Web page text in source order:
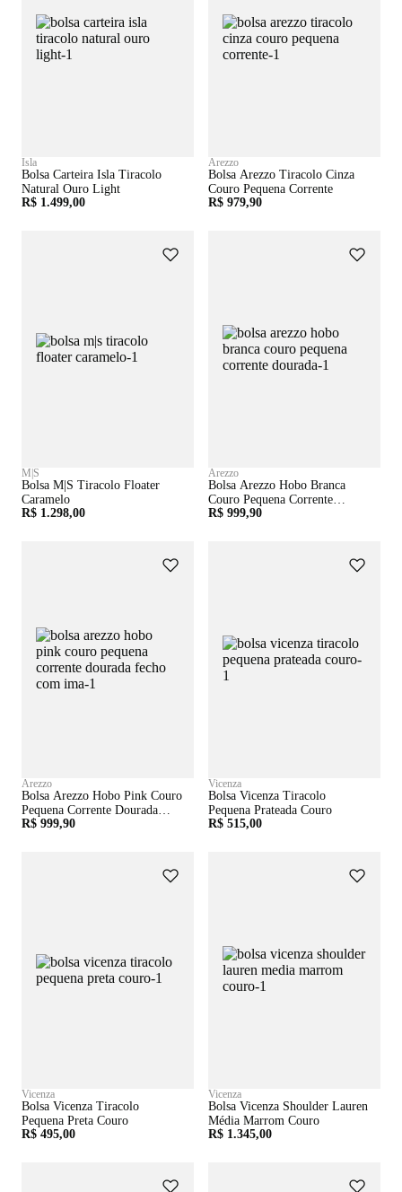
Isla
Bolsa Carteira Isla Tiracolo
Natural Ouro Light
R$ 1.499,00
Arezzo
Bolsa Arezzo Tiracolo Cinza
Couro Pequena Corrente
R$ 979,90
M|S
Bolsa M|s Tiracolo Floater
Caramelo
R$ 1.298,00
Arezzo
Bolsa Arezzo Hobo Branca
Couro Pequena Corrente
Dourada
R$ 999,90
Arezzo
Bolsa Arezzo Hobo Pink Couro
Pequena Corrente Dourada
Fecho Com Imã
R$ 999,90
Vicenza
Bolsa Vicenza Tiracolo
Pequena Prateada Couro
R$ 515,00
Vicenza
Bolsa Vicenza Tiracolo
Pequena Preta Couro
R$ 495,00
Vicenza
Bolsa Vicenza Shoulder Lauren
Média Marrom Couro
R$ 1.345,00